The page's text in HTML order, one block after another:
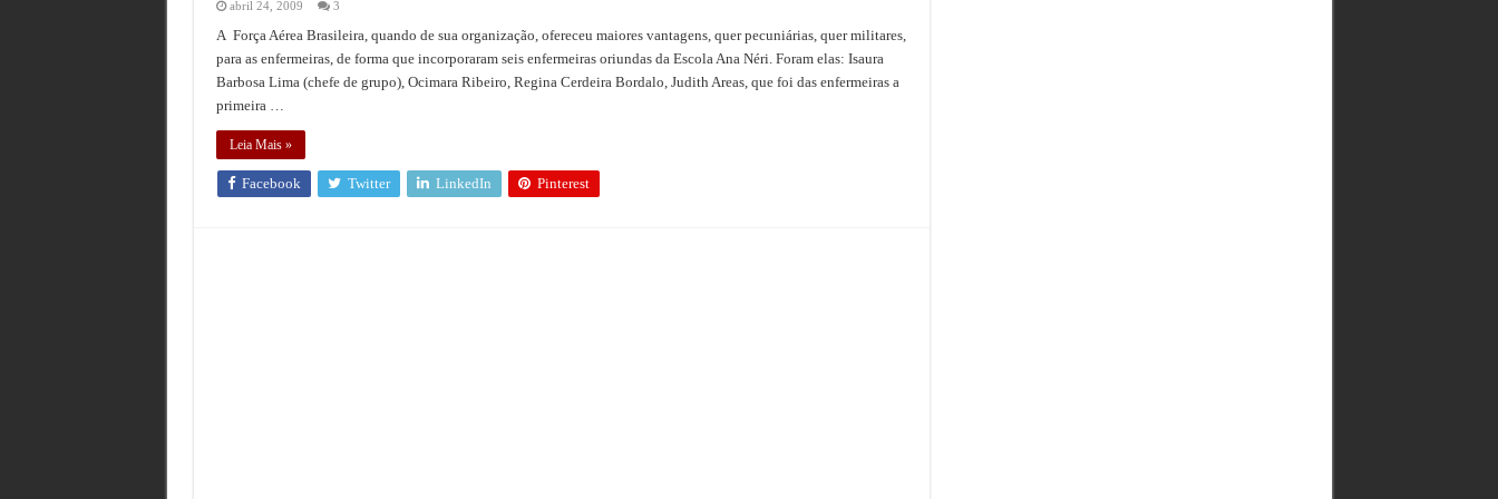
abril 24, 2009 3
A Força Aérea Brasileira, quando de sua organização, ofereceu maiores vantagens, quer pecuniárias, quer militares,
para as enfermeiras, de forma que incorporaram seis enfermeiras oriundas da Escola Ana Néri. Foram elas: Isaura
Barbosa Lima (chefe de grupo), Ocimara Ribeiro, Regina Cerdeira Bordalo, Judith Areas, que foi das enfermeiras a
primeira …
Leia Mais »
Facebook Twitter LinkedIn Pinterest